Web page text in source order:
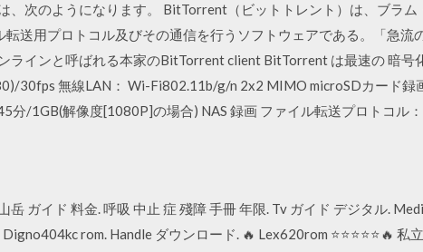
、次のようになります。 BitTorrent（ビットトレント）は、ブラ
送用プロトコル及びその通信を行うソフトウェアである。「急流
ラインと呼ばれる本家のBitTorrent client BitTorrent は最速の 暗号
30fps 無線LAN： Wi-Fi802.11b/g/n 2x2 MIMO microSDカード録
分/1GB(解像度[1080P]の場合) NAS 録画 ファイル転送プロトコル
岳 ガイド 料金. 呼吸 中止 症 殘障 手冊 年限. Tv ガイド デジタル.
rom. Handle ダウンロード. 🔥 Lex620rom ⭐⭐⭐⭐⭐🔥 私